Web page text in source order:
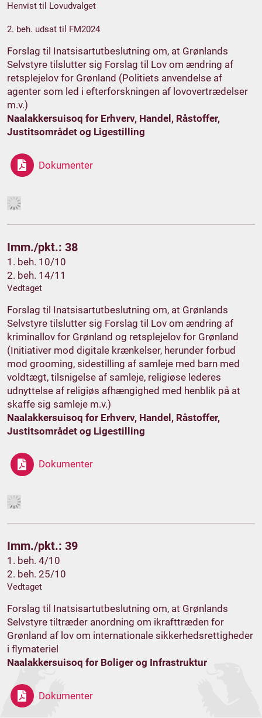
Henvist til Lovudvalget
2. beh. udsat til FM2024
Forslag til Inatsisartutbeslutning om, at Grønlands
Selvstyre tilslutter sig Forslag til Lov om ændring af
retsplejelov for Grønland (Politiets anvendelse af
agenter som led i efterforskningen af lovovertrædelser
m.v.)
Naalakkersuisoq for Erhverv, Handel, Råstoffer,
Justitsområdet og Ligestilling
Dokumenter
Imm./pkt.: 38
1. beh. 10/10
2. beh. 14/11
Vedtaget
Forslag til Inatsisartutbeslutning om, at Grønlands
Selvstyre tilslutter sig Forslag til Lov om ændring af
kriminallov for Grønland og retsplejelov for Grønland
(Initiativer mod digitale krænkelser, herunder forbud
mod grooming, sidestilling af samleje med barn med
voldtægt, tilsnigelse af samleje, religiøse lederes
udnyttelse af religiøs afhængighed med henblik på at
skaffe sig samleje m.v.)
Naalakkersuisoq for Erhverv, Handel, Råstoffer,
Justitsområdet og Ligestilling
Dokumenter
Imm./pkt.: 39
1. beh. 4/10
2. beh. 25/10
Vedtaget
Forslag til Inatsisartutbeslutning om, at Grønlands
Selvstyre tiltræder anordning om ikrafttræden for
Grønland af lov om internationale sikkerhedsrettigheder
i flymateriel
Naalakkersuisoq for Boliger og Infrastruktur
Dokumenter